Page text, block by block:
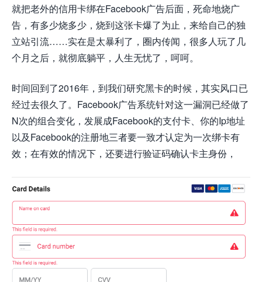
就把老外的信用卡绑在Facebook广告后面，死命地烧广
告，有多少烧多少，烧到这张卡爆了为止，来给自己的独
立站引流……实在是太暴利了，圈内传闻，很多人玩了几
个月之后，就彻底躺平，人生无忧了，呵呵。
时间回到了2016年，到我们研究黑卡的时候，其实风口已
经过去很久了。Facebook广告系统针对这一漏洞已经做了
N次的组合变化，发展成Facebook的支付卡、你的Ip地址
以及Facebook的注册地三者要一致才认定为一次绑卡有
效；在有效的情况下，还要进行验证码确认卡主身份，